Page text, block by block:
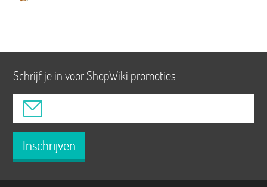
Schrijf je in voor ShopWiki promoties
Inschrijven